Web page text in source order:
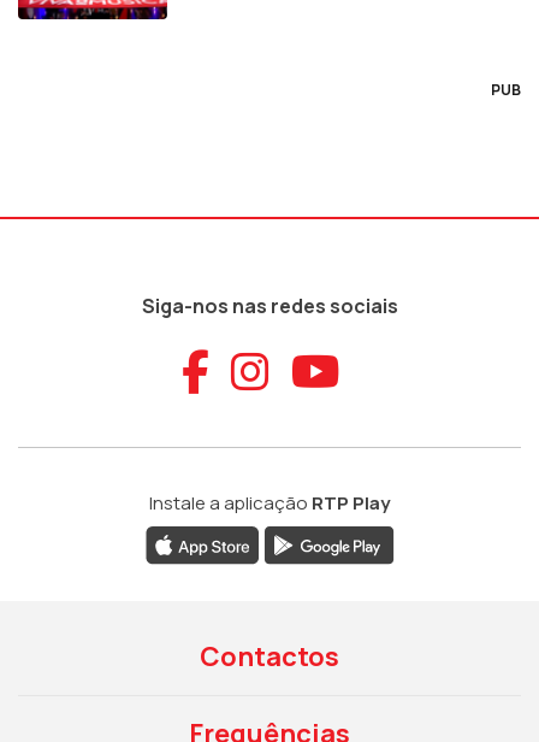
PUB
Siga-nos nas redes sociais
Aceder ao
Aceder ao
Aceder
Instale a aplicação RTP Play
Contactos
Frequências